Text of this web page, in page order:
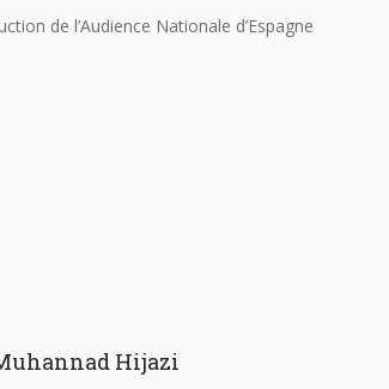
de l’Audience Nationale d’Espagne
Hijazi